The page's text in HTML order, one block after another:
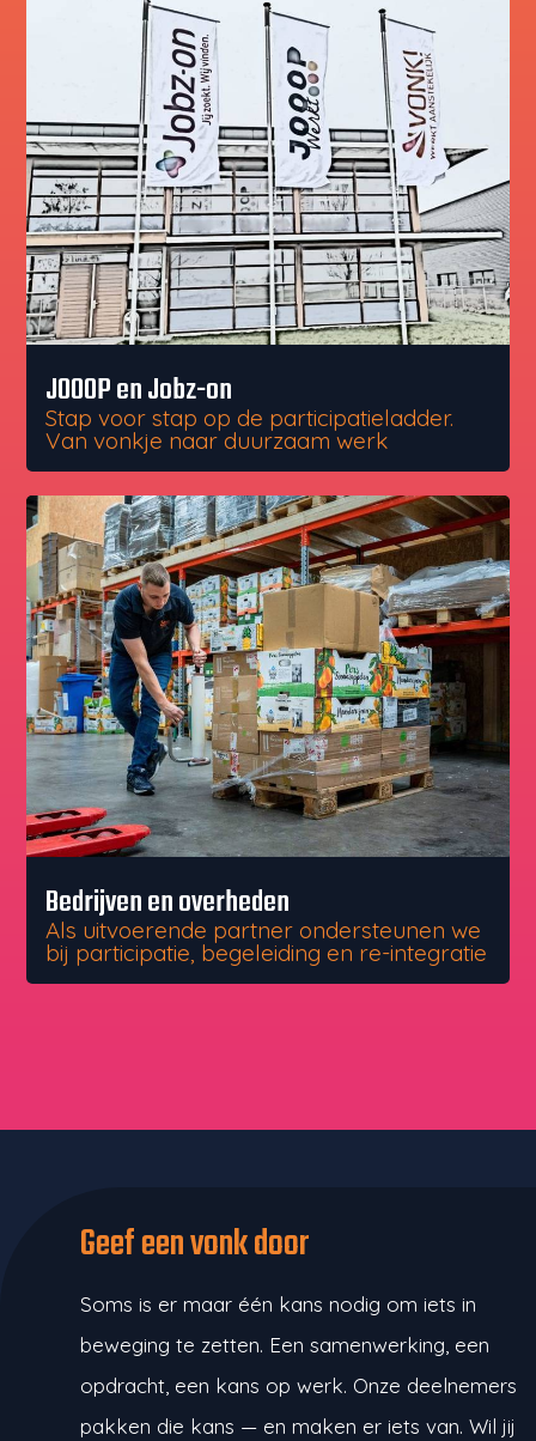
JOOOP en Jobz-on
Stap voor stap op de participatieladder.
Van vonkje naar duurzaam werk
Bedrijven en overheden
Als uitvoerende partner ondersteunen we
bij participatie, begeleiding en re-integratie
Geef een vonk door
Soms is er maar één kans nodig om iets in
beweging te zetten. Een samenwerking, een
opdracht, een kans op werk. Onze deelnemers
pakken die kans — en maken er iets van. Wil jij